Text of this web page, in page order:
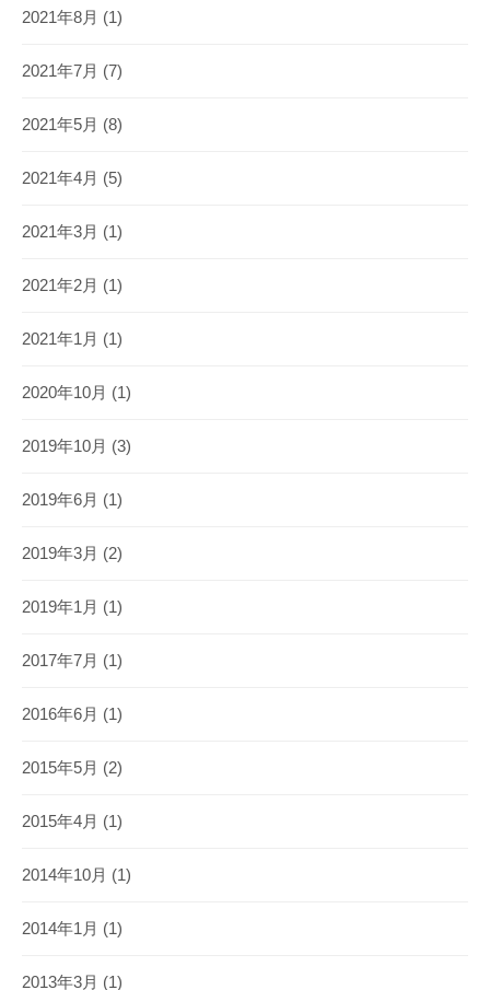
2021年8月 (1)
2021年7月 (7)
2021年5月 (8)
2021年4月 (5)
2021年3月 (1)
2021年2月 (1)
2021年1月 (1)
2020年10月 (1)
2019年10月 (3)
2019年6月 (1)
2019年3月 (2)
2019年1月 (1)
2017年7月 (1)
2016年6月 (1)
2015年5月 (2)
2015年4月 (1)
2014年10月 (1)
2014年1月 (1)
2013年3月 (1)